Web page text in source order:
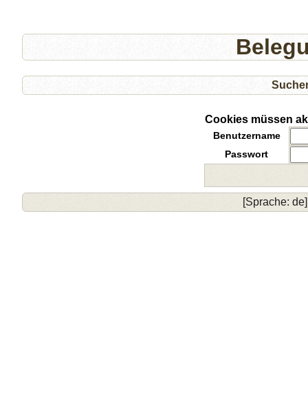
Cookies müssen
Benutzername
Passwort
[Sprache: